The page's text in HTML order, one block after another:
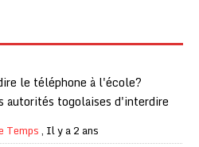
le téléphone à l'école?
autorités togolaises d'interdire
Temps, Il y a 2 ans